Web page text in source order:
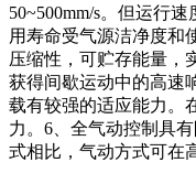
50~500mm/s。但运行
用寿命受气源洁净度和
压缩性，可贮存能量，
获得间歇运动中的高速
载有较强的适应能力。
力。6、全气动控制具有
式相比，气动方式可在